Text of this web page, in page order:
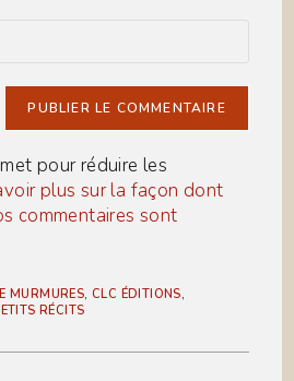
pour réduire les
plus sur la façon dont
commentaires sont
MURMURES, CLC ÉDITIONS,
RÉCITS